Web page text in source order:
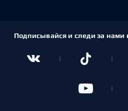
Подписывайся и следи за нами